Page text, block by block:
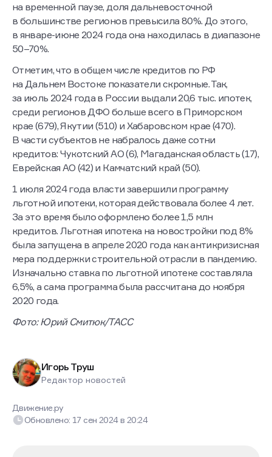
на временной паузе, доля дальневосточной
в большинстве регионов превысила 80%. До этого,
в январе-июне 2024 года она находилась в диапазоне
50–70%.
Отметим, что в общем числе кредитов по РФ
на Дальнем Востоке показатели скромные. Так,
за июль 2024 года в России выдали 20,6 тыс. ипотек,
среди регионов ДФО больше всего в Приморском
крае (679), Якутии (510) и Хабаровском крае (470).
В части субъектов не набралось даже сотни
кредитов: Чукотский АО (6), Магаданская область (17),
Еврейская АО (42) и Камчатский край (50).
1 июля 2024 года власти завершили программу
льготной ипотеки, которая действовала более 4 лет.
За это время было оформлено более 1,5 млн
кредитов. Льготная ипотека на новостройки под 8%
была запущена в апреле 2020 года как антикризисная
мера поддержки строительной отрасли в пандемию.
Изначально ставка по льготной ипотеке составляла
6,5%, а сама программа была рассчитана до ноября
2020 года.
Фото: Юрий Смитюк/ТАСС
Игорь Труш
Редактор новостей
Движение.ру
Обновлено: 17 сен 2024в 20:24